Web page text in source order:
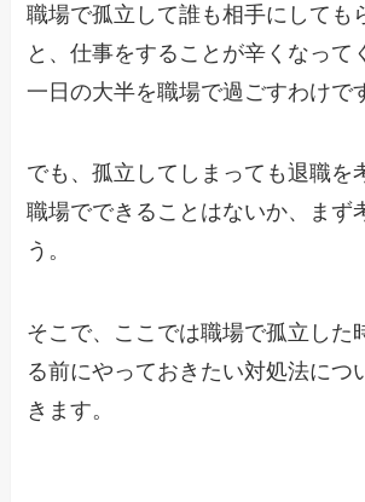
職場で孤立して誰も相手にしても
と、仕事をすることが辛くなって
一日の大半を職場で過ごすわけで
でも、孤立してしまっても退職を
職場でできることはないか、まず
う。
そこで、ここでは職場で孤立した
る前にやっておきたい対処法につ
きます。